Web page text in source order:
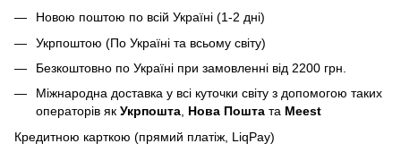
Новою поштою по всій Україні (1-2 дні)
Укрпоштою (По Україні та всьому світу)
Безкоштовно по Україні при замовленні від 2200 грн.
Міжнародна доставка у всі куточки світу з допомогою таких
операторів як Укрпошта, Нова Пошта та Meest
Кредитною карткою (прямий платіж, LiqPay)